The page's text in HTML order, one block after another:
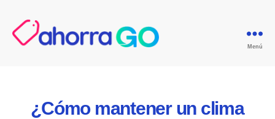
Menú
¿Cómo mantener un clima